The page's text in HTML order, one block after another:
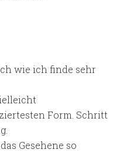
wie ich finde sehr
Form. Schritt
Gesehene so